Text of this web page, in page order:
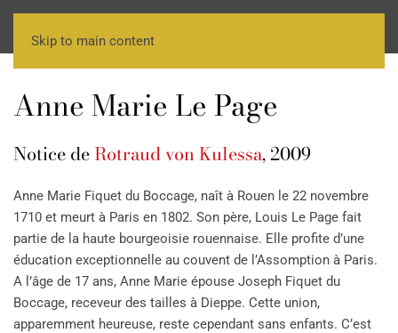
Skip to main content
Anne Marie Le Page
Notice deRotraud von Kulessa, 2009
Anne Marie Fiquet du Boccage, naît à Rouen le 22 novembre
1710 et meurt à Paris en 1802. Son père, Louis Le Page fait
partie de la haute bourgeoisie rouennaise. Elle profite d’une
éducation exceptionnelle au couvent de l’Assomption à Paris.
A l’âge de 17 ans, Anne Marie épouse Joseph Fiquet du
Boccage, receveur des tailles à Dieppe. Cette union,
apparemment heureuse, reste cependant sans enfants. C’est